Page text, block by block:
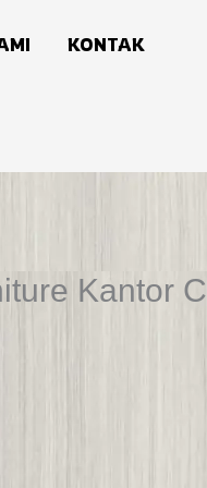
KONTAK
Kantor